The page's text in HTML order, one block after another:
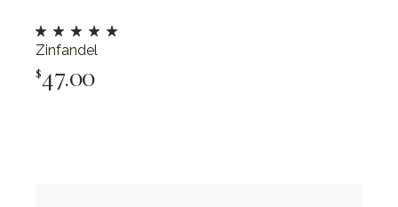
$47.00
Zinfandel